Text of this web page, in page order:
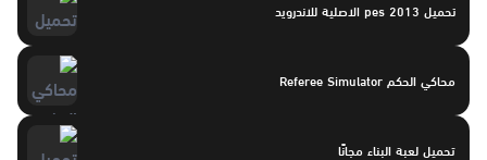
تحميل pes 2013 الاصلية للاندرويد
محاكي الحكم Referee Simulator
تحميل لعبة البناء مجانًا